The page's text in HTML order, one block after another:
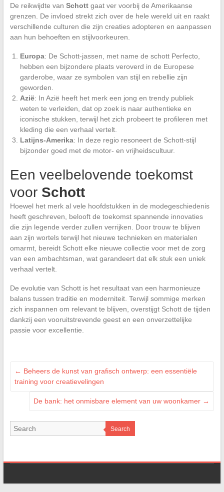
De reikwijdte van Schottgaat ver voorbij de Amerikaanse
grenzen. De invloed strekt zich over de hele wereld uit en raakt
verschillende culturen die zijn creaties adopteren en aanpassen
aan hun behoeften en stijlvoorkeuren.
Europa: De Schott-jassen, met name de schott Perfecto,
hebben een bijzondere plaats veroverd in de Europese
garderobe, waar ze symbolen van stijl en rebellie zijn
geworden.
Azië: In Azië heeft het merk een jong en trendy publiek
weten te verleiden, dat op zoek is naar authentieke en
iconische stukken, terwijl het zich probeert te profileren met
kleding die een verhaal vertelt.
Latijns-Amerika: In deze regio resoneert de Schott-stijl
bijzonder goed met de motor- en vrijheidscultuur.
Een veelbelovende toekomst
voor Schott
Hoewel het merk al vele hoofdstukken in de modegeschiedenis
heeft geschreven, belooft de toekomst spannende innovaties
die zijn legende verder zullen verrijken. Door trouw te blijven
aan zijn wortels terwijl het nieuwe technieken en materialen
omarmt, bereidt Schott elke nieuwe collectie voor met de zorg
van een ambachtsman, wat garandeert dat elk stuk een uniek
verhaal vertelt.
De evolutie van Schott is het resultaat van een harmonieuze
balans tussen traditie en moderniteit. Terwijl sommige merken
zich inspannen om relevant te blijven, overstijgt Schott de tijden
dankzij een vooruitstrevende geest en een onverzettelijke
passie voor excellentie.
← Beheers de kunst van grafisch ontwerp: een essentiële
training voor creatievelingen
De bank: het onmisbare element van uw woonkamer →
Search